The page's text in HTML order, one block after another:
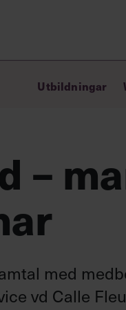
Utbildningar
–
med
vd Calle